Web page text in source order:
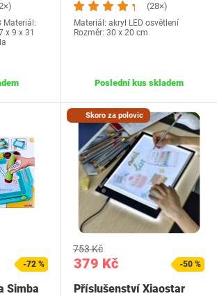
Materiál:
x 9 x 31
(28×)
Materiál: akryl LED osvětlení
Rozměr: 30 x 20 cm
Poslední kus skladem
-72 %
Simba
Skoro za polovic
379 Kč
753 Kč
-50 %
Příslušenství Xiaostar